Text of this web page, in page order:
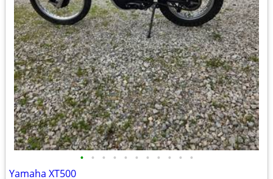
• • • • • • • • • • •
Yamaha XT500